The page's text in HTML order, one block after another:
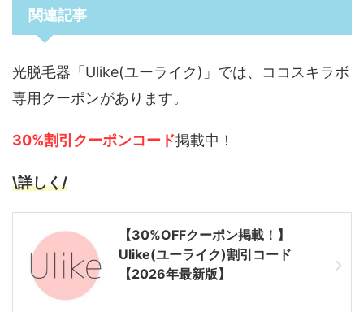
関連記事
光脱毛器「Ulike(ユーライク)」では、ココスキラボ
専用クーポンがあります。
30%割引クーポンコード掲載中！
\詳しく/
【30%OFFクーポン掲載！】
Ulike(ユーライク)割引コード
【2026年最新版】